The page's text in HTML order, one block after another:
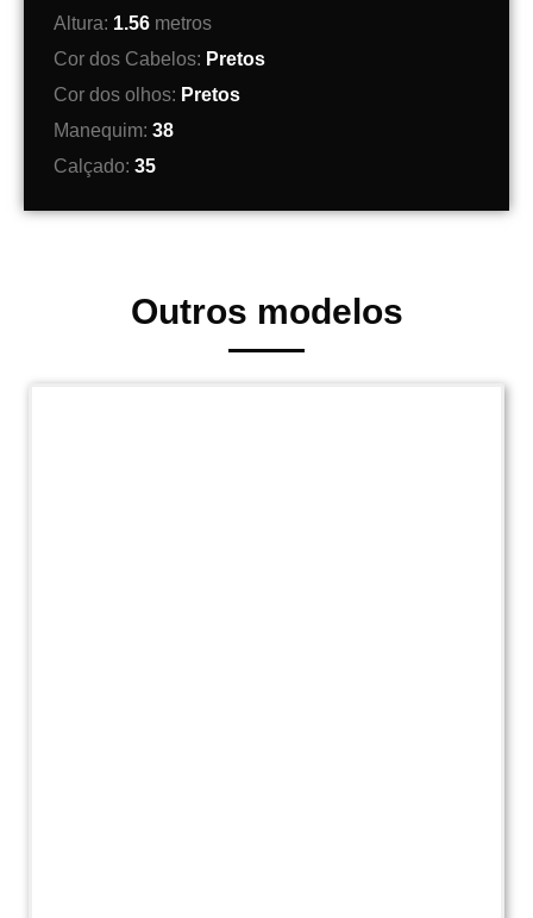
Altura: 1.56 metros
Cor dos Cabelos: Pretos
Cor dos olhos: Pretos
Manequim: 38
Calçado: 35
Outros modelos